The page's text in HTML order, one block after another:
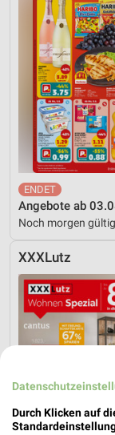
Angebote ab
Noch morgen gültig
XXXLutz
Durch Klicken auf